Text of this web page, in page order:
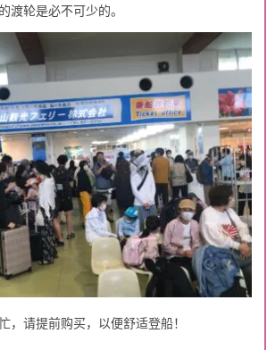
渡轮是必不可少的。
，请提前购买，以便舒适登船！